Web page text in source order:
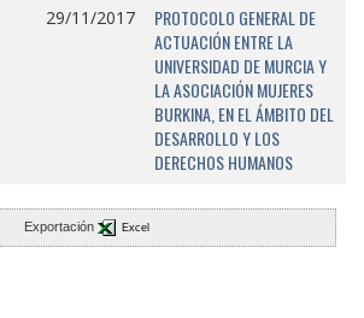
29/11/2017
PROTOCOLO GENERAL DE
ACTUACIÓN ENTRE LA
UNIVERSIDAD DE MURCIA Y
LA ASOCIACIÓN MUJERES
BURKINA, EN EL ÁMBITO DEL
DESARROLLO Y LOS
DERECHOS HUMANOS
Exportación Excel